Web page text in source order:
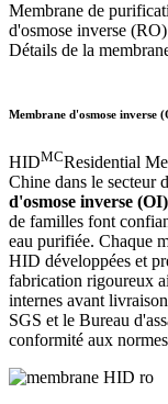
Membrane de
d'osmose inverse
Détails de la
Membrane d'osmose inverse
HIDMCResidential
Chine dans le secteur
d'osmose inverse
de familles font
eau purifiée. Chaque
HID développées et
fabrication rigoureux
internes avant
SGS et le Bureau
conformité aux